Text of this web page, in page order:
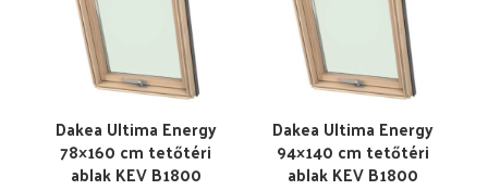
Dakea Ultima Energy
78×160 cm tetőtéri
ablak KEV B1800
Dakea Ultima Energy
94×140 cm tetőtéri
ablak KEV B1800